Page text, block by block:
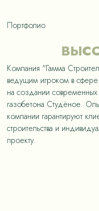
Портфолио
Компания "Гамма
ведущим игроком в сфере
на создании
газобетона Студёное.
компании гарантируют
строительства и
проекту.